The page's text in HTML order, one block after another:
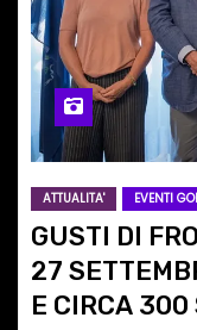
ATTUALITA' EVENTI
GUSTI DI
27
E CIRCA 300